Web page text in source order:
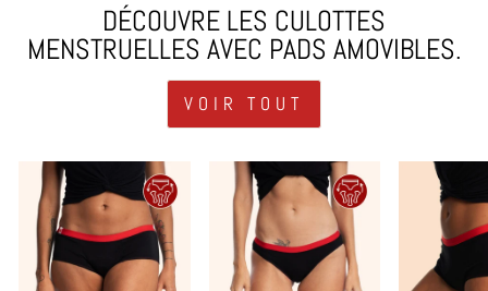
DÉCOUVRE LES CULOTTES
MENSTRUELLES AVEC PADS AMOVIBLES.
VOIR TOUT